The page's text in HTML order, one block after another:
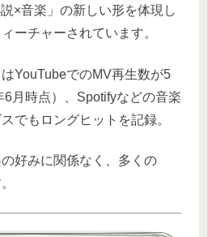
×音楽」の新しい形を体現し
ーチャーされています。
YouTubeでのMV再生数が5
月時点）、Spotifyなどの音楽
でもロングヒットを記録。
好みに関係なく、多くの